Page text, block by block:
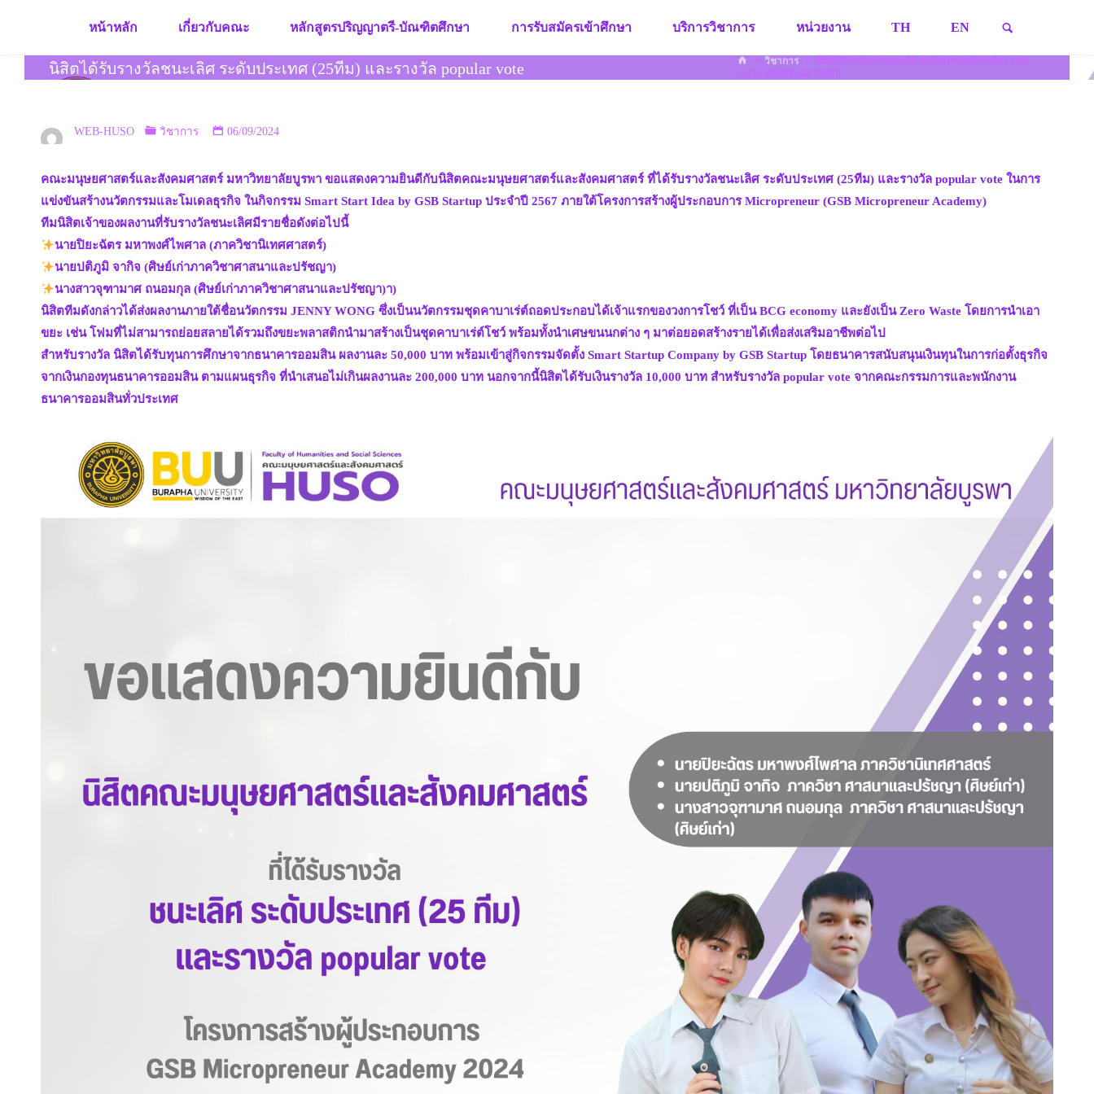
content
หน้าหลัก เกี่ยวกับคณะ หลักสูตรปริญญาตรี-บัณฑิตศึกษา การรับสมัครเข้าศึกษา บริการวิชาการ หน่วยงาน TH EN
นิสิตได้รับรางวัลชนะเลิศ ระดับประเทศ (25ทีม) และรางวัล popular vote
HOMEวิชาการ
WEB-HUSO วิชาการ 06/09/2024
คณะมนุษยศาสตร์และสังคมศาสตร์ มหาวิทยาลัยบูรพา ขอแสดงความยินดีกับนิสิตคณะมนุษยศาสตร์และสังคมศาสตร์ ที่ได้รับรางวัลชนะเลิศ ระดับประเทศ (25ทีม) และรางวัล popular vote ในการ
แข่งขันสร้างนวัตกรรมและโมเดลธุรกิจ ในกิจกรรม Smart Start Idea by GSB Startup ประจำปี 2567 ภายใต้โครงการสร้างผู้ประกอบการ Micropreneur (GSB Micropreneur Academy)
ทีมนิสิตเจ้าของผลงานที่รับรางวัลชนะเลิศมีรายชื่อดังต่อไปนี้
นายปิยะฉัตร มหาพงศ์ไพศาล (ภาควิชานิเทศศาสตร์)
นายปติภูมิ จากิจ (ศิษย์เก่าภาควิชาศาสนาและปรัชญา)
นางสาวจุฑามาศ ถนอมกุล (ศิษย์เก่าภาควิชาศาสนาและปรัชญา)า)
นิสิตทีมดังกล่าวได้ส่งผลงานภายใต้ชื่อนวัตกรรม JENNY WONG ซึ่งเป็นนวัตกรรมชุดคาบาเร่ต์ถอดประกอบได้เจ้าแรกของวงการโชว์ ที่เป็น BCG economy และยังเป็น Zero Waste โดยการนำเอา
ขยะ เช่น โฟมที่ไม่สามารถย่อยสลายได้รวมถึงขยะพลาสติกนำมาสร้างเป็นชุดคาบาเร่ต์โชว์ พร้อมทั้งนำเศษขนนกต่าง ๆ มาต่อยอดสร้างรายได้เพื่อส่งเสริมอาชีพต่อไป
สำหรับรางวัล นิสิตได้รับทุนการศึกษาจากธนาคารออมสิน ผลงานละ 50,000 บาท พร้อมเข้าสู่กิจกรรมจัดตั้ง Smart Startup Company by GSB Startup โดยธนาคารสนับสนุนเงินทุนในการก่อตั้งธุรกิจ
จากเงินกองทุนธนาคารออมสิน ตามแผนธุรกิจ ที่นำเสนอไม่เกินผลงานละ 200,000 บาท นอกจากนี้นิสิตได้รับเงินรางวัล 10,000 บาท สำหรับรางวัล popular vote จากคณะกรรมการและพนักงาน
ธนาคารออมสินทั่วประเทศ